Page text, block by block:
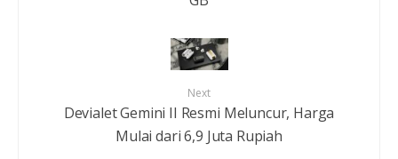
Next
Devialet Gemini II Resmi Meluncur, Harga
Mulai dari 6,9 Juta Rupiah